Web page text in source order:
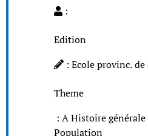
:
Edition
: Ecole provinc.
Theme
: A Histoire
Population